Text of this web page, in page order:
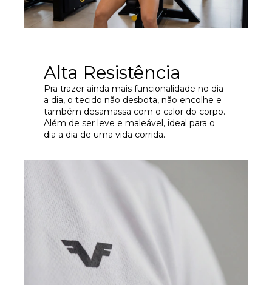
Alta Resistência
Pra trazer ainda mais funcionalidade no dia
a dia, o tecido não desbota, não encolhe e
também desamassa com o calor do corpo.
Além de ser leve e maleável, ideal para o
dia a dia de uma vida corrida.